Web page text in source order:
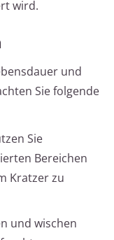
wird.
und
Sie folgende
Sie
Bereichen
Kratzer zu
und wischen